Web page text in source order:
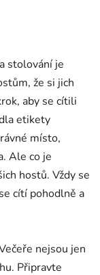
stolování je
že si jich
aby se cítili
etikety
místo,
Ale co je
hostů. Vždy se
cítí pohodlně a
nejsou jen
Připravte